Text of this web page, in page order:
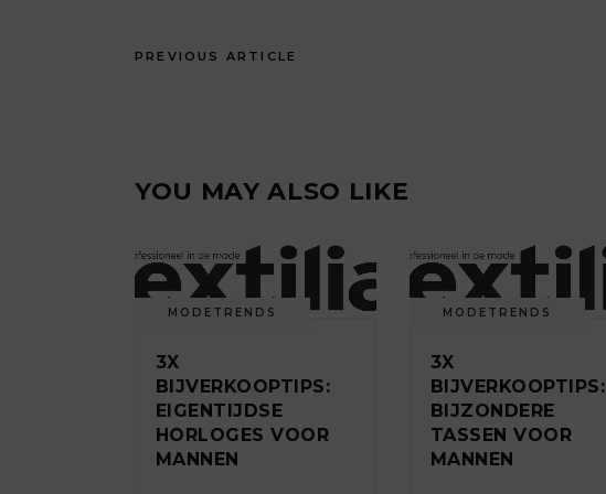
PREVIOUS ARTICLE
YOU MAY ALSO LIKE
MODETRENDS
3X
BIJVERKOOPTIPS:
EIGENTIJDSE
HORLOGES VOOR
MANNEN
MODETRENDS
3X
BIJVERKOOPTIPS:
BIJZONDERE
TASSEN VOOR
MANNEN